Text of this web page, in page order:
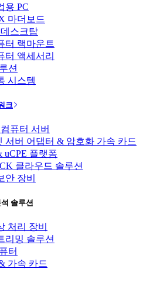
용 PC
마더보드
스크탑
터 랙마운트
터 액세서리
션
시스템
크
퓨터 서버
서버 어댑터 & 암호화 가속 카드
uCPE 플랫폼
클라우드 솔루션
안 장비
솔루션
처리 장비
리밍 솔루션
터
가속 카드